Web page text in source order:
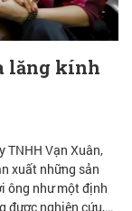
lăng kính
TNHH Vạn Xuân,
xuất những sản
ông như một định
được nghiên cứu,